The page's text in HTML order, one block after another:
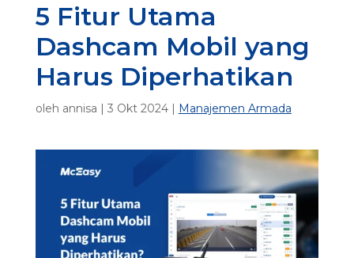
5 Fitur Utama
Dashcam Mobil yang
Harus Diperhatikan
oleh annisa | 3 Okt 2024| Manajemen Armada